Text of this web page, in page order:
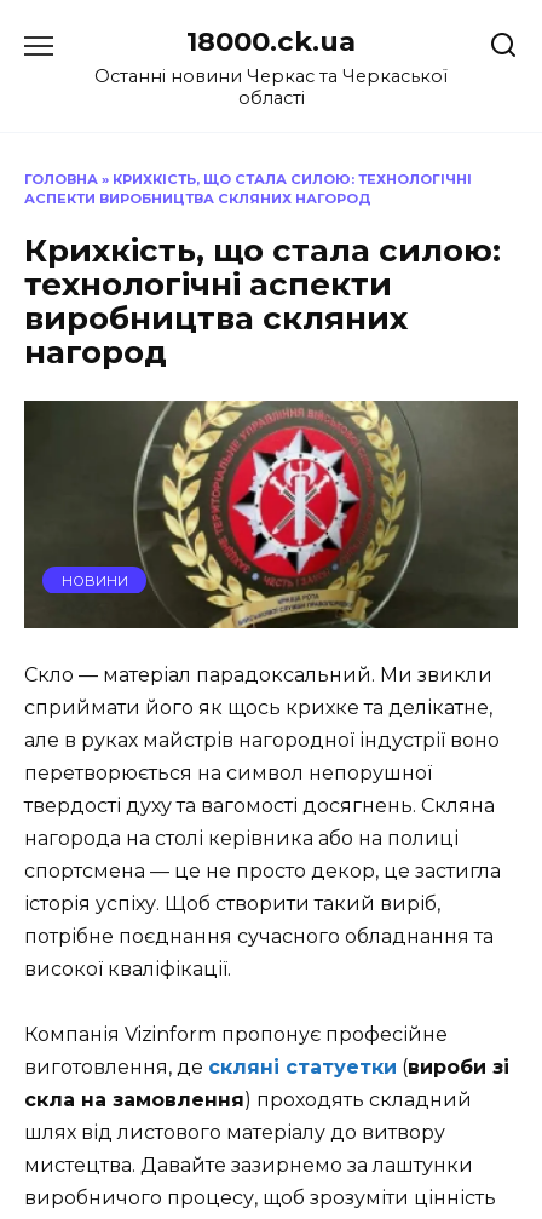
до
18000.ck.ua
Останні новини Черкас та Черкаської
області
ГОЛОВНА » КРИХКІСТЬ, ЩО СТАЛА СИЛОЮ: ТЕХНОЛОГІЧНІ
АСПЕКТИ ВИРОБНИЦТВА СКЛЯНИХ НАГОРОД
Крихкість, що стала силою:
технологічні аспекти
виробництва скляних
нагород
НОВИНИ
Скло — матеріал парадоксальний. Ми звикли
сприймати його як щось крихке та делікатне,
але в руках майстрів нагородної індустрії воно
перетворюється на символ непорушної
твердості духу та вагомості досягнень. Скляна
нагорода на столі керівника або на полиці
спортсмена — це не просто декор, це застигла
історія успіху. Щоб створити такий виріб,
потрібне поєднання сучасного обладнання та
високої кваліфікації.
Компанія Vizinform пропонує професійне
виготовлення, де скляні статуетки (вироби зі
скла на замовлення) проходять складний
шлях від листового матеріалу до витвору
мистецтва. Давайте зазирнемо за лаштунки
виробничого процесу, щоб зрозуміти цінність